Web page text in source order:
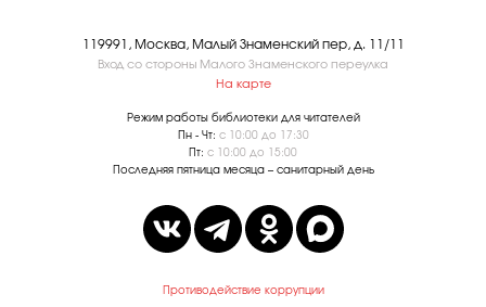
119991, Москва, Малый Знаменский пер, д. 11/11
Вход со стороны Малого Знаменского переулка
На карте
Режим работы библиотеки для читателей
Пн - Чт: с 10:00 до 17:30
Пт: с 10:00 до 15:00
Последняя пятница месяца – санитарный день
Противодействие коррупции